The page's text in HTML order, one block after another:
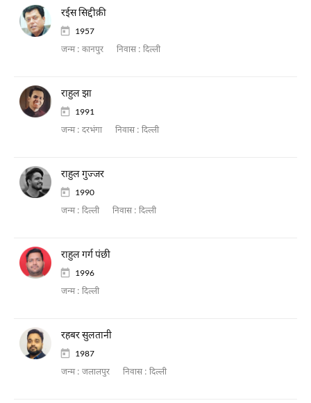
रईस सिद्दीक़ी
1957
जन्म : कानपुर निवास : दिल्ली
राहुल झा
1991
जन्म : दरभंगा निवास : दिल्ली
राहुल गुज्जर
1990
जन्म : दिल्ली निवास : दिल्ली
राहुल गर्ग पंछी
1996
जन्म : दिल्ली
रहबर सुलतानी
1987
जन्म : जलालपुर निवास : दिल्ली